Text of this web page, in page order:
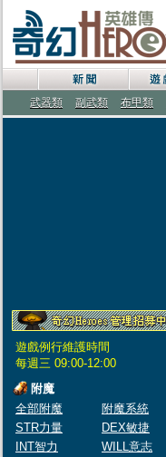
武器類 副武類 布甲類
遊戲例行維護時間
每週三 09:00-12:00
附魔
全部附魔
附魔系統
STR力量
DEX敏捷
INT智力
WILL意志